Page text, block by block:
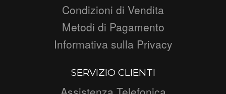
Condizioni di Vendita
Metodi di Pagamento
Informativa sulla Privacy
SERVIZIO CLIENTI